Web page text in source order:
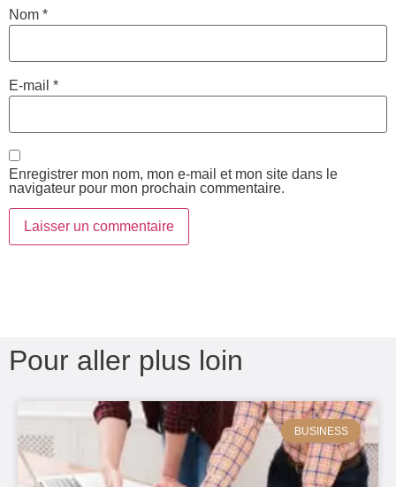
Nom *
E-mail *
Enregistrer mon nom, mon e-mail et mon site dans le
navigateur pour mon prochain commentaire.
Pour aller plus loin
BUSINESS